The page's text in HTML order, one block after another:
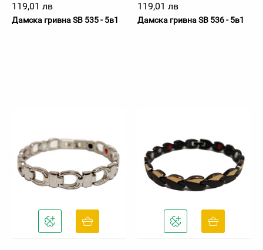
119,01 лв
Дамска гривна SB 535 - 5в1
119,01 лв
Дамска гривна SB 536 - 5в1